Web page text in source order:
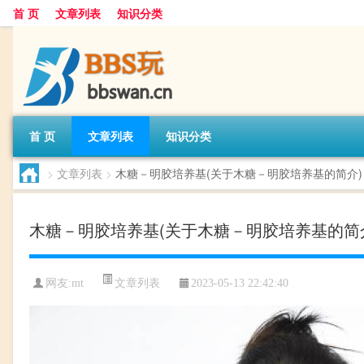
首 页 文章列表 知识分类
首 页 文章列表 知识分类
> 文章列表 > 木糖－明胶培养基(关于木糖－明胶培养基的简介)
木糖－明胶培养基(关于木糖－明胶培养基的
网友:mt 文章列表 2023-05-13 22:42:40